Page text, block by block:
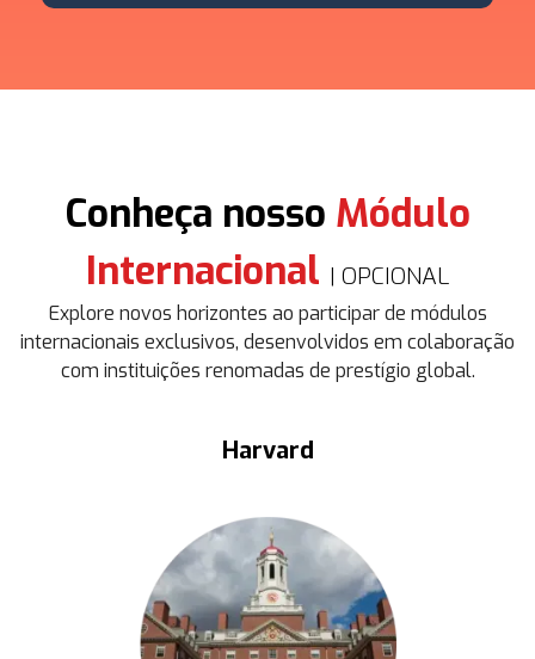
Conheça nosso Módulo
Internacional | OPCIONAL
Explore novos horizontes ao participar de módulos
internacionais exclusivos, desenvolvidos em colaboração
com instituições renomadas de prestígio global.
Harvard